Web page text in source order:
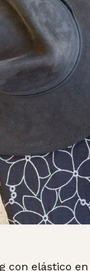
con elástico